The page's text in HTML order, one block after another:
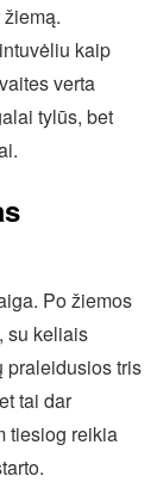
kaip
verta
tylūs, bet
Po žiemos
su keliais
praleidusios tris
tai dar
tiesiog reikia